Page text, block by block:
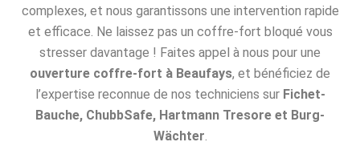
complexes, et nous garantissons une intervention rapide
et efficace. Ne laissez pas un coffre-fort bloqué vous
stresser davantage ! Faites appel à nous pour une
ouverture coffre-fort à Beaufays, et bénéficiez de
l’expertise reconnue de nos techniciens sur Fichet-
Bauche, ChubbSafe, Hartmann Tresore et Burg-
Wächter.